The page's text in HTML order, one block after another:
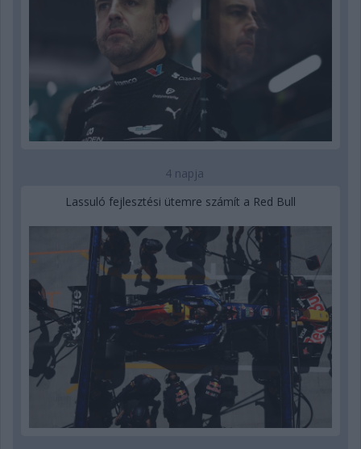
4 napja
Lassuló fejlesztési ütemre számít a Red Bull